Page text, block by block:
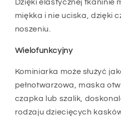
Dzięki elastycznej tkaninie
miękka i nie uciska, dzięki
noszeniu.
Wielofunkcyjny
Kominiarka może służyć
pełnotwarzowa, maska
czapka lub szalik,
rodzaju dziecięcych